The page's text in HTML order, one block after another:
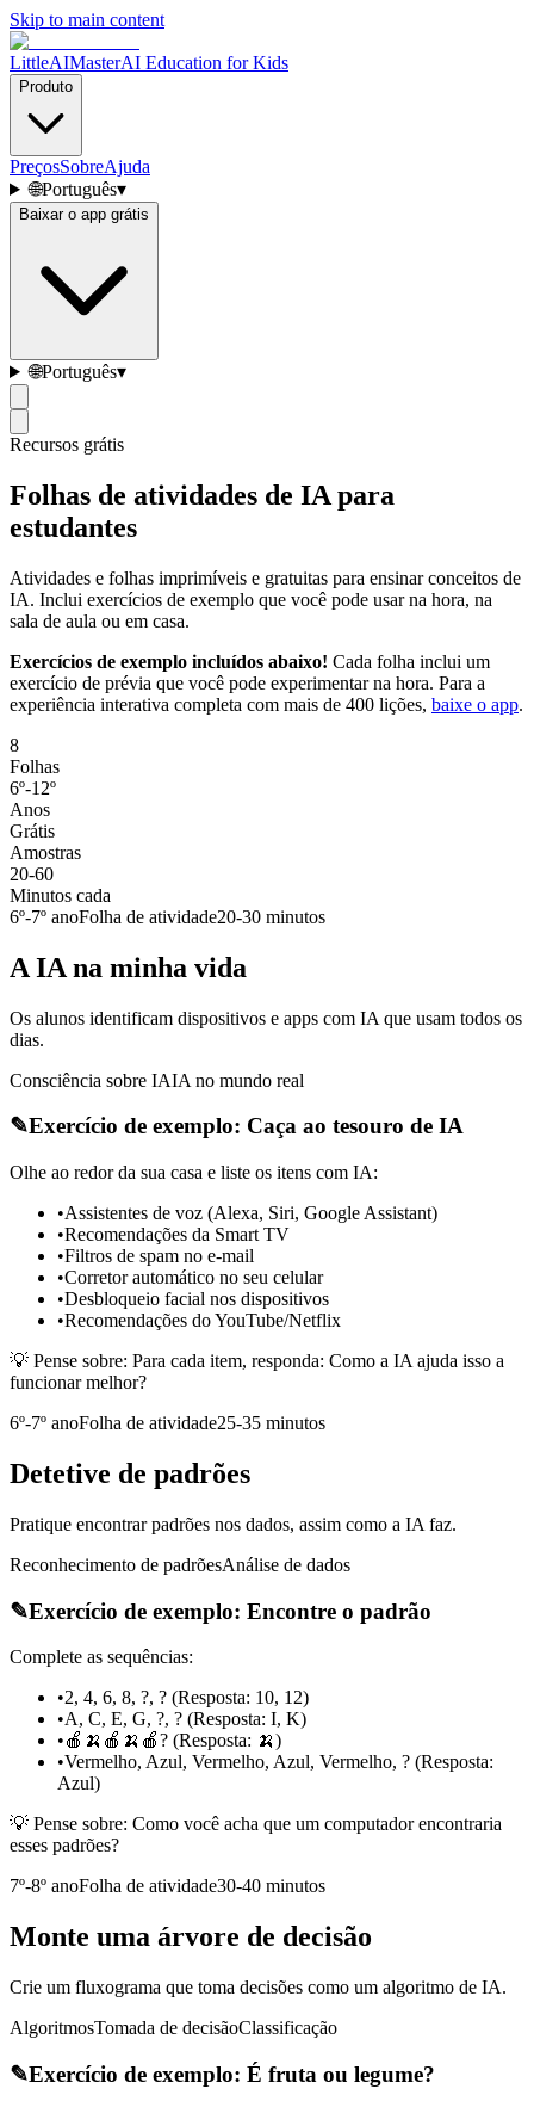
Skip to main content
LittleAIMasterAI Education for Kids
Produto
PreçosSobreAjuda
🌐Português▾
Baixar o app grátis
🌐Português▾
Recursos grátis
Folhas de atividades de IA para
estudantes
Atividades e folhas imprimíveis e gratuitas para ensinar conceitos de
IA. Inclui exercícios de exemplo que você pode usar na hora, na
sala de aula ou em casa.
Exercícios de exemplo incluídos abaixo! Cada folha inclui um
exercício de prévia que você pode experimentar na hora. Para a
experiência interativa completa com mais de 400 lições, baixe o app.
8
Folhas
6º-12º
Anos
Grátis
Amostras
20-60
Minutos cada
6º-7º anoFolha de atividade20-30 minutos
A IA na minha vida
Os alunos identificam dispositivos e apps com IA que usam todos os
dias.
Consciência sobre IAIA no mundo real
✎Exercício de exemplo: Caça ao tesouro de IA
Olhe ao redor da sua casa e liste os itens com IA:
•Assistentes de voz (Alexa, Siri, Google Assistant)
•Recomendações da Smart TV
•Filtros de spam no e-mail
•Corretor automático no seu celular
•Desbloqueio facial nos dispositivos
•Recomendações do YouTube/Netflix
💡 Pense sobre: Para cada item, responda: Como a IA ajuda isso a
funcionar melhor?
6º-7º anoFolha de atividade25-35 minutos
Detetive de padrões
Pratique encontrar padrões nos dados, assim como a IA faz.
Reconhecimento de padrõesAnálise de dados
✎Exercício de exemplo: Encontre o padrão
Complete as sequências:
•2, 4, 6, 8, ?, ? (Resposta: 10, 12)
•A, C, E, G, ?, ? (Resposta: I, K)
•🍎🍌🍎🍌🍎? (Resposta: 🍌)
•Vermelho, Azul, Vermelho, Azul, Vermelho, ? (Resposta:
Azul)
💡 Pense sobre: Como você acha que um computador encontraria
esses padrões?
7º-8º anoFolha de atividade30-40 minutos
Monte uma árvore de decisão
Crie um fluxograma que toma decisões como um algoritmo de IA.
AlgoritmosTomada de decisãoClassificação
✎Exercício de exemplo: É fruta ou legume?